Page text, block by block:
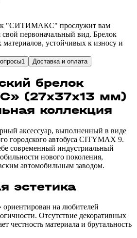
"СИТИМАКС" прослужит вам
свой первоначальный вид. Брелок
материалов, устойчивых к износу и
1 Доставка и оплата
брелок
(27х37х13 мм)
коллекция
аксессуар, выполненный в виде
городского автобуса CITYMAX 9.
современный индустриальный
нового поколения,
автомобильным заводом.
эстетика
на любителей
Отсутствие декоративных
честность материала и брутальность